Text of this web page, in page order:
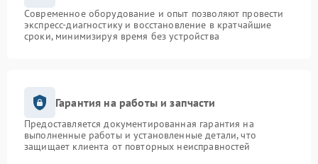
Современное оборудование и опыт позволяют провести
экспресс-диагностику и восстановление в кратчайшие
сроки, минимизируя время без устройства
Гарантия на работы и запчасти
Предоставляется документированная гарантия на
выполненные работы и установленные детали, что
защищает клиента от повторных неисправностей